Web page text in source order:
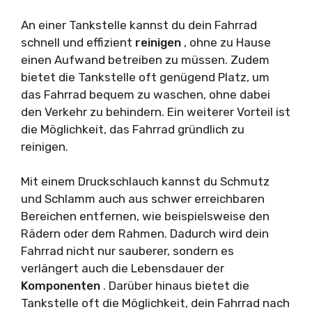
An einer Tankstelle kannst du dein Fahrrad
schnell und effizient reinigen , ohne zu Hause
einen Aufwand betreiben zu müssen. Zudem
bietet die Tankstelle oft genügend Platz, um
das Fahrrad bequem zu waschen, ohne dabei
den Verkehr zu behindern. Ein weiterer Vorteil ist
die Möglichkeit, das Fahrrad gründlich zu
reinigen.
Mit einem Druckschlauch kannst du Schmutz
und Schlamm auch aus schwer erreichbaren
Bereichen entfernen, wie beispielsweise den
Rädern oder dem Rahmen. Dadurch wird dein
Fahrrad nicht nur sauberer, sondern es
verlängert auch die Lebensdauer der
Komponenten . Darüber hinaus bietet die
Tankstelle oft die Möglichkeit, dein Fahrrad nach